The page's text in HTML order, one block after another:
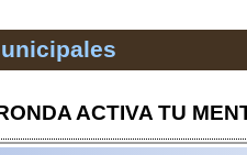
ACTIVA TU